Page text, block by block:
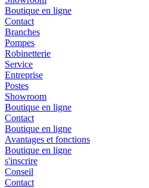
Boutique en ligne
Contact
Branches
Pompes
Robinetterie
Service
Entreprise
Postes
Showroom
Boutique en ligne
Contact
Boutique en ligne
Avantages et fonctions
Boutique en ligne
s'inscrire
Conseil
Contact